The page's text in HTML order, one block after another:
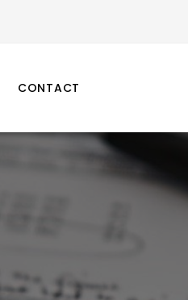
CONTACT